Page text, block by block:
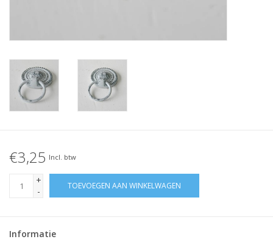
€3,25 Incl. btw
+
-
TOEVOEGEN AAN WINKELWAGEN
Informatie